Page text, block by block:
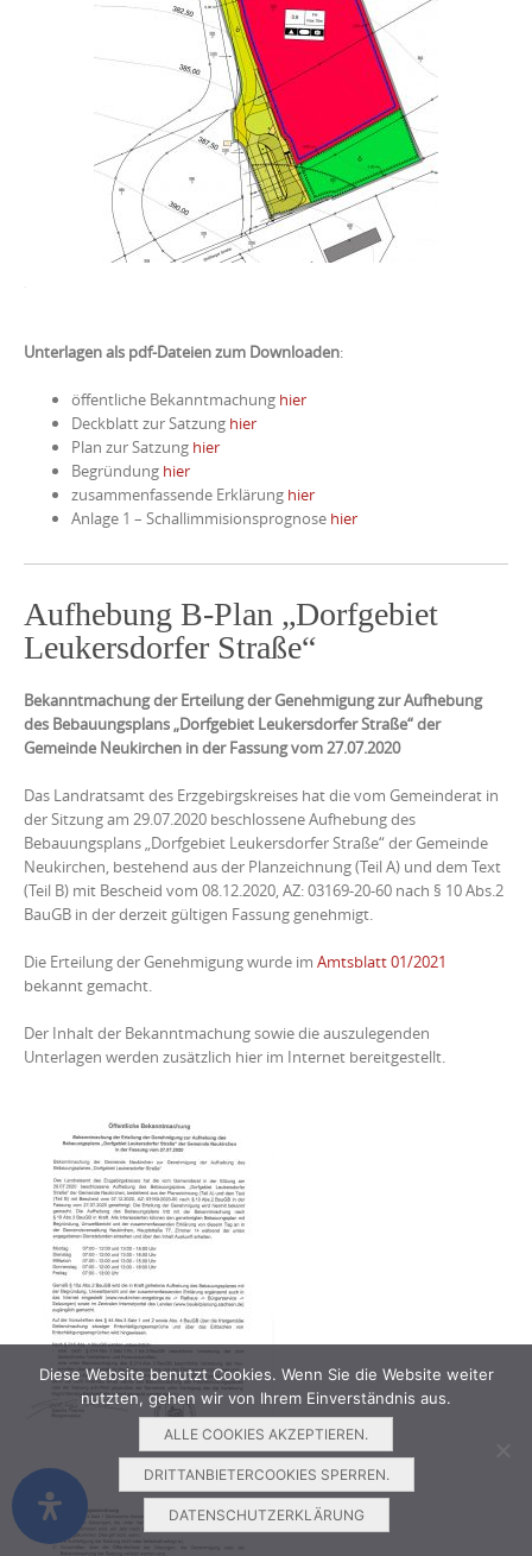
Unterlagen als pdf-Dateien zum Downloaden:
öffentliche Bekanntmachung hier
Deckblatt zur Satzung hier
Plan zur Satzung hier
Begründung hier
zusammenfassende Erklärung hier
Anlage 1 – Schallimmisionsprognose hier
Aufhebung B-Plan „Dorfgebiet
Leukersdorfer Straße“
Bekanntmachung der Erteilung der Genehmigung zur Aufhebung
des Bebauungsplans „Dorfgebiet Leukersdorfer Straße“ der
Gemeinde Neukirchen in der Fassung vom 27.07.2020
Das Landratsamt des Erzgebirgskreises hat die vom Gemeinderat in
der Sitzung am 29.07.2020 beschlossene Aufhebung des
Bebauungsplans „Dorfgebiet Leukersdorfer Straße“ der Gemeinde
Neukirchen, bestehend aus der Planzeichnung (Teil A) und dem Text
(Teil B) mit Bescheid vom 08.12.2020, AZ: 03169-20-60 nach § 10 Abs.2
BauGB in der derzeit gültigen Fassung genehmigt.
Die Erteilung der Genehmigung wurde im Amtsblatt 01/2021
bekannt gemacht.
Der Inhalt der Bekanntmachung sowie die auszulegenden
Unterlagen werden zusätzlich hier im Internet bereitgestellt.
Diese Website benutzt Cookies. Wenn Sie die Website weiter
nutzten, gehen wir von Ihrem Einverständnis aus.
ALLE COOKIES AKZEPTIEREN.
DRITTANBIETERCOOKIES SPERREN.
DATENSCHUTZERKLÄRUNG